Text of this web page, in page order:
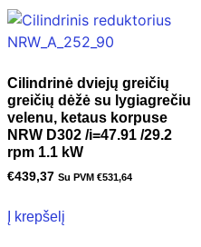
Cilindrinė dviejų greičių
greičių dėžė su lygiagrečiu
velenu, ketaus korpuse
NRW D302 /i=47.91 /29.2
rpm 1.1 kW
€439,37 Su PVM €531,64
Į krepšelį